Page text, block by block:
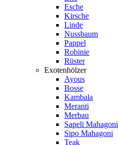
Esche
Kirsche
Linde
Nussbaum
Pappel
Robinie
Rüster
Exotenhölzer
Ayous
Bosse
Kambala
Meranti
Merbau
Sapeli Mahagoni
Sipo Mahagoni
Teak